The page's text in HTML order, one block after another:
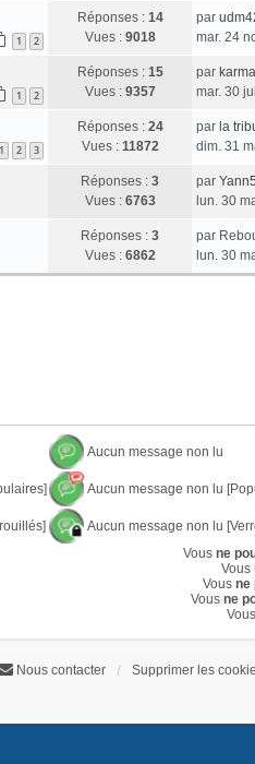
1 2
Réponses : 14
Vues : 9018
par
mar. 24
1 2
Réponses : 15
Vues : 9357
par
mar. 30
1 2 3
Réponses : 24
Vues : 11872
par la
dim. 31
Réponses : 3
Vues : 6763
par
lun. 30
Réponses : 3
Vues : 6862
par
lun. 30
u
u
o
u
Aucun message non lu
u
s
g
n
Aucun message non lu
e
s
Aucun message non lu
Vous ne
Vous
Vous ne
Vous ne
Vous
Nous contacter Supprimer les